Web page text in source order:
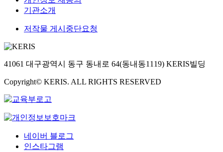
기관소개
저작물 게시중단요청
41061 대구광역시 동구 동내로 64(동내동1119) KERIS빌딩
Copyright© KERIS. ALL RIGHTS RESERVED
네이버 블로그
인스타그램